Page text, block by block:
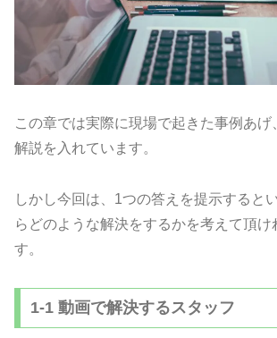
この章では実際に現場で起きた事例あ
解説を入れています。
しかし今回は、1つの答えを提示すると
らどのような解決をするかを考えて頂け
す。
1-1 動画で解決するスタッフ